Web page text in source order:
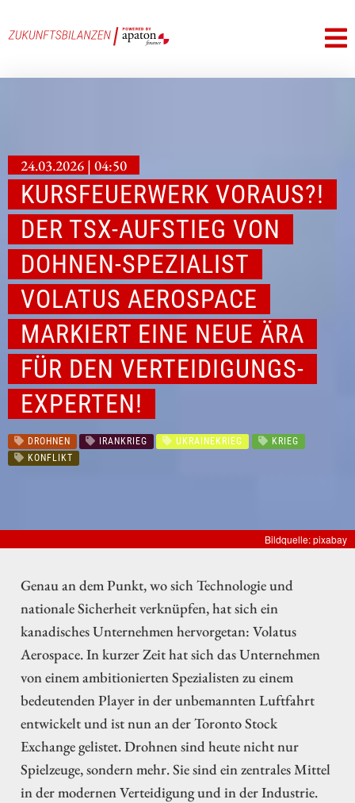
24.03.2026 | 04:50
KURSFEUERWERK VORAUS?!
DER TSX-AUFSTIEG VON
DOHNEN-SPEZIALIST
VOLATUS AEROSPACE
MARKIERT EINE NEUE ÄRA
FÜR DEN VERTEIDIGUNGS-
EXPERTEN!
DROHNEN IRANKRIEG UKRAINEKRIEG
KRIEG
KONFLIKT
Bildquelle: pixabay
Genau an dem Punkt, wo sich Technologie und
nationale Sicherheit verknüpfen, hat sich ein
kanadisches Unternehmen hervorgetan: Volatus
Aerospace. In kurzer Zeit hat sich das Unternehmen
von einem ambitionierten Spezialisten zu einem
bedeutenden Player in der unbemannten Luftfahrt
entwickelt und ist nun an der Toronto Stock
Exchange gelistet. Drohnen sind heute nicht nur
Spielzeuge, sondern mehr. Sie sind ein zentrales Mittel
in der modernen Verteidigung und in der Industrie.